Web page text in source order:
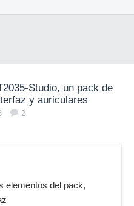
Studio, un pack de
y auriculares
2
elementos del pack,